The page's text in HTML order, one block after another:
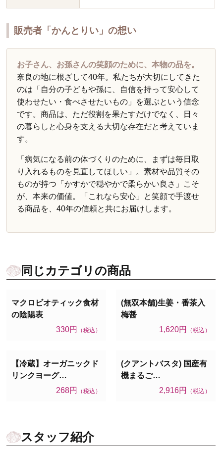
販売者「かんとりい」の想い
お子さん、お孫さんの笑顔のために、本物の品を。
奈良の地に根ざして40年。私たちが大切にしてきた
のは「自分の子どもや孫に、自信を持って安心して
使わせたい・食べさせたいもの」を選ぶという信念
です。商品は、ただ役割を果たすだけでなく、日々
の暮らしと心身を支える大切な存在だと考えていま
す。
「病気になる前の体づくりのために、まずは毎日取
り入れるものを見直してほしい」。素材や品質その
ものが持つ「かすかで穏やかで柔らかい良さ」こそ
が、本来の価値。「これなら安心」と笑顔で手渡せ
る商品を、40年の信頼と共にお届けします。
同じカテゴリの商品
マクロビオティック食材
の陰陽表
330円
（税込）
(無双本舗)生姜・番茶入
梅醤
1,620円
（税込）
【冷蔵】オーガニックド
リンクヨーグ…
268円
（税込）
(クアントバスタ) 国産有
機まるご…
2,916円
（税込）
スタッフ紹介